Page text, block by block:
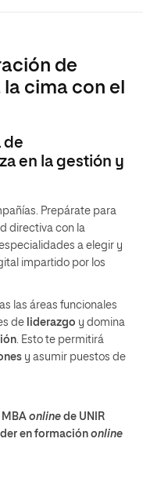
de
cima con el
de
en la gestión y
Prepárate para
directiva con la
a elegir y
impartido por los
las áreas funcionales
de liderazgo y domina
. Esto te permitirá
y asumir puestos de
MBA online de UNIR
en formación online